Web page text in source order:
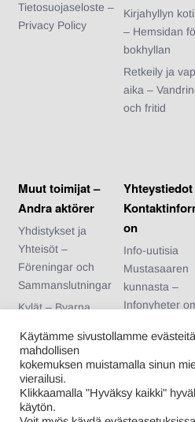
Tietosuojaseloste –
Privacy Policy
Kirjahyllyn
– Hemsidan
bokhyllan
Retkeily ja
aika –
och fritid
Muut toimijat –
Andra aktörer
Yhdistykset ja
Yhteisöt –
Föreningar och
Sammanslutningar
Kylät – Byarna
Urheiluseurat –
Idrottsföreningar
Nuoriso- ja
kotiseutuyhdistykse
t – Ungdoms- och
Yhteystiedot
on
Info-uutisia
Mustasaaren
kunnasta –
Infonyheter
kommun
Arvonnan
tävlingen
Käytämme sivustollamme
mahdollisen
kokemuksen muistamalla sinun
vierailusi.
Klikkaamalla "Hyväksy kaikki"
käytön.